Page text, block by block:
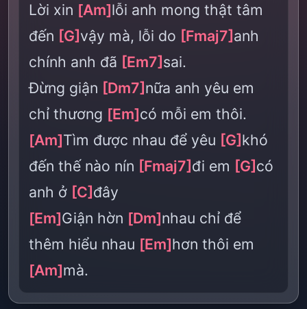
Lời xin [Am]lỗi anh mong thật tâm
đến [G]vậy mà, lỗi do [Fmaj7]anh
chính anh đã [Em7]sai.
Đừng giận [Dm7]nữa anh yêu em
chỉ thương [Em]có mỗi em thôi.
[Am]Tìm được nhau để yêu [G]khó
đến thế nào nín [Fmaj7]đi em [G]có
anh ở [C]đây
[Em]Giận hờn [Dm]nhau chỉ để
thêm hiểu nhau [Em]hơn thôi em
[Am]mà.